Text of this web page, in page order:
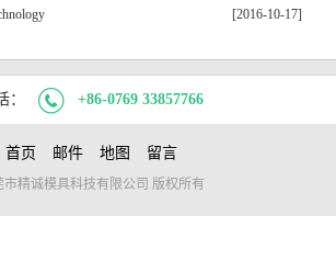
[2016-10-17]
： +86-0769 33857766
首页 邮件 地图 留言
市精诚模具科技有限公司 版权所有